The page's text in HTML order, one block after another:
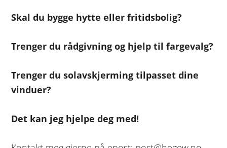
Skal du bygge hytte eller fritidsbolig?
Trenger du rådgivning og hjelp til fargevalg?
Trenger du solavskjerming tilpasset dine
vinduer?
Det kan jeg hjelpe deg med!